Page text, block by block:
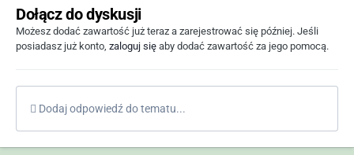
Dołącz do dyskusji
Możesz dodać zawartość już teraz a zarejestrować się później. Jeśli
posiadasz już konto, zaloguj się aby dodać zawartość za jego pomocą.
Dodaj odpowiedź do tematu...